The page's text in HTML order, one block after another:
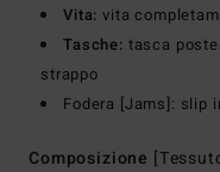
Vita:vita
Tasche: tasca
strappo
Fodera [Jams]: slip
Composizione